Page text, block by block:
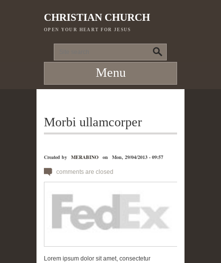
CHRISTIAN CHURCH
OPEN YOUR HEART FOR JESUS
Menu
Morbi ullamcorper
Created by MERABINO on Mon, 29/04/2013 - 09:57
comments are closed
Lorem ipsum dolor sit amet, consectetur